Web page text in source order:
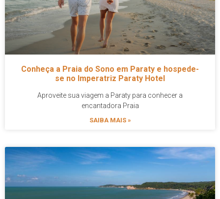
Conheça a Praia do Sono em Paraty e hospede-
se no Imperatriz Paraty Hotel
Aproveite sua viagem a Paraty para conhecer a
encantadora Praia
SAIBA MAIS »